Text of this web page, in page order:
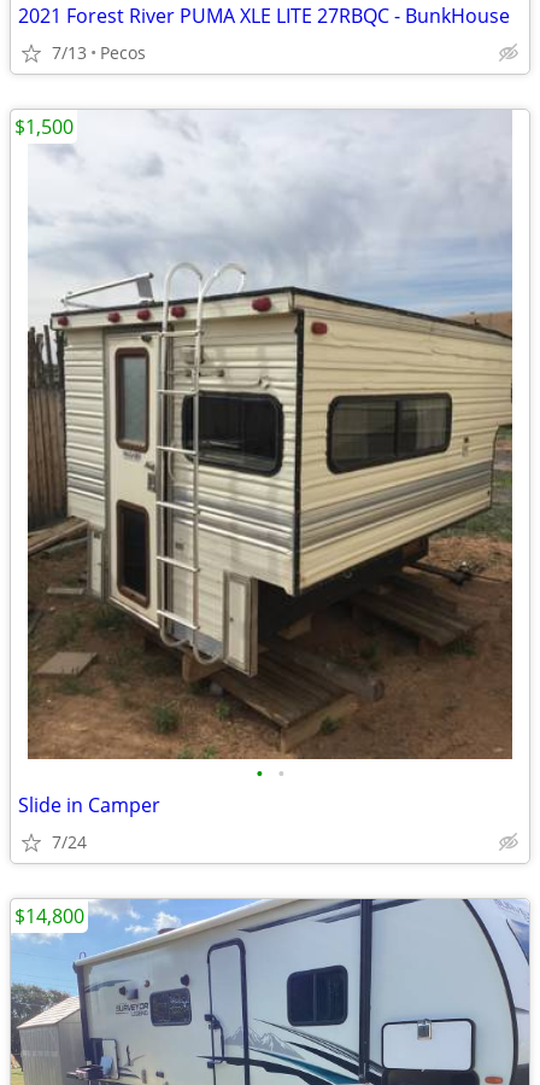
2021 Forest River PUMA XLE LITE 27RBQC - BunkHouse
7/13 Pecos
• •
Slide in Camper
7/24
$1,500
$14,800